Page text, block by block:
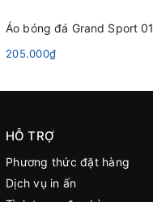
205.000₫
HỖ TRỢ
Phương thức đặt hàng
Dịch vụ in ấn